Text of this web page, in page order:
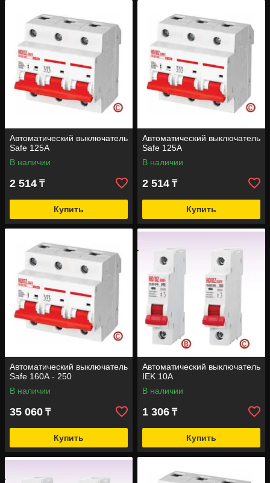
Автоматический выключатель
Safe 125А
В наличии
2 514 ₸
Купить
Автоматический выключатель
Safe 125А
В наличии
2 514 ₸
Купить
Автоматический выключатель
Safe 160А - 250
В наличии
35 060 ₸
Купить
Автоматический выключатель
IEK 10A
В наличии
1 306 ₸
Купить